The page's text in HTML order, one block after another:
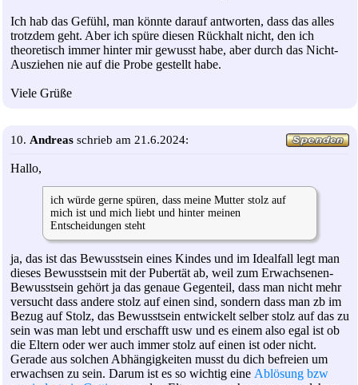
Ich hab das Gefühl, man könnte darauf antworten, dass das alles
trotzdem geht. Aber ich spüre diesen Rückhalt nicht, den ich
theoretisch immer hinter mir gewusst habe, aber durch das Nicht-
Ausziehen nie auf die Probe gestellt habe.
Viele Grüße
10. Andreas schrieb am 21.6.2024:
Hallo,
ich würde gerne spüren, dass meine Mutter stolz auf
mich ist und mich liebt und hinter meinen
Entscheidungen steht
ja, das ist das Bewusstsein eines Kindes und im Idealfall legt man
dieses Bewusstsein mit der Pubertät ab, weil zum Erwachsenen-
Bewusstsein gehört ja das genaue Gegenteil, dass man nicht mehr
versucht dass andere stolz auf einen sind, sondern dass man zb im
Bezug auf Stolz, das Bewusstsein entwickelt selber stolz auf das zu
sein was man lebt und erschafft usw und es einem also egal ist ob
die Eltern oder wer auch immer stolz auf einen ist oder nicht.
Gerade aus solchen Abhängigkeiten musst du dich befreien um
erwachsen zu sein. Darum ist es so wichtig eine Ablösung bzw